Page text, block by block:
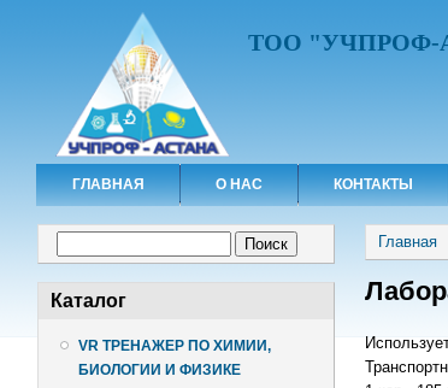
ТОО "УЧПРОФ-
ГЛАВНАЯ О НАС КОНТАКТЫ
Каталог
VR ТРЕНАЖЕР ПО ХИМИИ,
БИОЛОГИИ И ФИЗИКЕ
Вы
Главная